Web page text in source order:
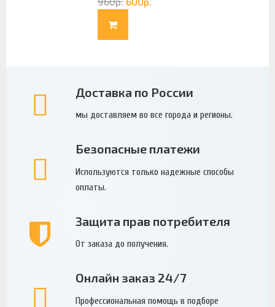
Доставка по России
мы доставляем во все города и регионы.
Безопасные платежи
Используются только надежные способы
оплаты.
Защита прав потребителя
От заказа до получения.
Онлайн заказ 24/7
Профессиональная помощь в подборе